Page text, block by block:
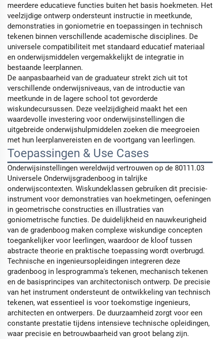
meerdere educatieve functies buiten het basis hoekmeten. Het
veelzijdige ontwerp ondersteunt instructie in meetkunde,
demonstraties in goniometrie en toepassingen in technisch
tekenen binnen verschillende academische disciplines. De
universele compatibiliteit met standaard educatief materiaal
en onderwijsmiddelen vergemakkelijkt de integratie in
bestaande leerplannen.
De aanpasbaarheid van de graduateur strekt zich uit tot
verschillende onderwijsniveaus, van de introductie van
meetkunde in de lagere school tot gevorderde
wiskundecursussen. Deze veelzijdigheid maakt het een
waardevolle investering voor onderwijsinstellingen die
uitgebreide onderwijshulpmiddelen zoeken die meegroeien
met hun leerplanvereisten en de voortgang van leerlingen.
Toepassingen & Use Cases
Onderwijsinstellingen wereldwijd vertrouwen op de 80111.03
Universele Onderwijsgradenboog in talrijke
onderwijscontexten. Wiskundeklassen gebruiken dit precisie-
instrument voor demonstraties van hoekmetingen, oefeningen
in geometrische constructies en illustraties van
goniometrische functies. De duidelijkheid en nauwkeurigheid
van de gradenboog maken complexe wiskundige concepten
toegankelijker voor leerlingen, waardoor de kloof tussen
abstracte theorie en praktische toepassing wordt overbrugd.
Technische en ingenieursopleidingen integreren deze
gradenboog in lesprogramma's tekenen, mechanisch tekenen
en de basisprincipes van architectonisch ontwerp. De precisie
van het instrument ondersteunt de ontwikkeling van technisch
tekenen, wat essentieel is voor toekomstige ingenieurs,
architecten en ontwerpers. De duurzaamheid zorgt voor een
constante prestatie tijdens intensieve technische opleidingen,
waar precisie en betrouwbaarheid van groot belang zijn.